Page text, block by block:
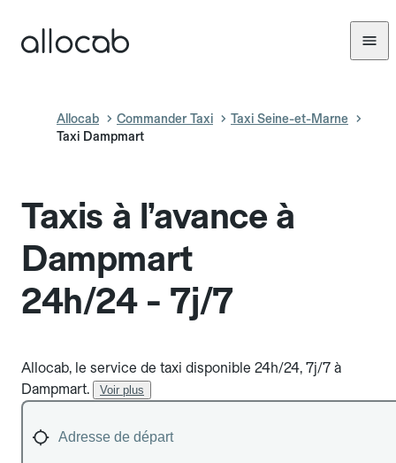
Allocab Commander Taxi
Taxi Seine-et-Marne
Taxi Dampmart
Taxis à l’avance à
Dampmart
24h/24 - 7j/7
Allocab, le service de taxi disponible 24h/24, 7j/7 à
Dampmart.
Voir plus